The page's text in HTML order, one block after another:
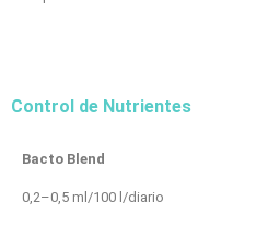
Control de Nutrientes
Bacto Blend
0,2–0,5 ml/100 l/diario